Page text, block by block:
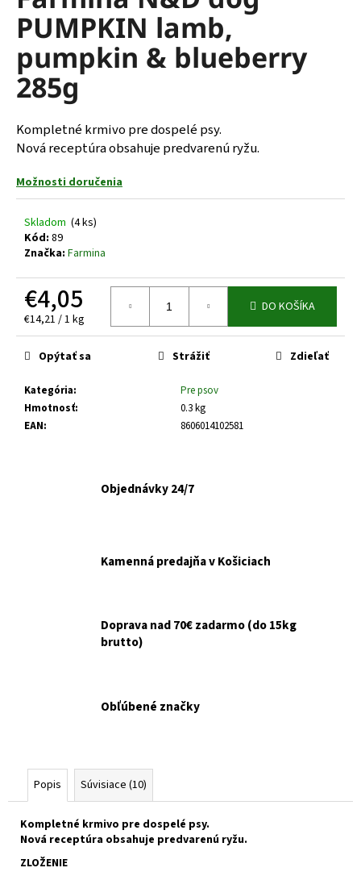
0,0
hviezdičiek.
PUMPKIN lamb,
pumpkin & blueberry
285g
Kompletné krmivo pre dospelé psy.
Nová receptúra obsahuje predvarenú ryžu.
Možnosti doručenia
Skladom (4 ks)
Kód: 89
Značka: Farmina
€4,05
Jednotková
cena:
€14,21 / 1 kg
DO KOŠÍKA
Kategória:
Pre psov
Hmotnosť:
0.3 kg
EAN: 8606014102581
Opýtať sa Strážiť Zdieľať
Objednávky 24/7
Kamenná predajňa v Košiciach
Doprava nad 70€ zadarmo (do 15kg
brutto)
Obľúbené značky
Popis Súvisiace (10)
Kompletné krmivo pre dospelé psy.
Nová receptúra obsahuje predvarenú ryžu.
ZLOŽENIE
á
j
s
ť
?
HĽADAŤ
O
d
p
a
m
e